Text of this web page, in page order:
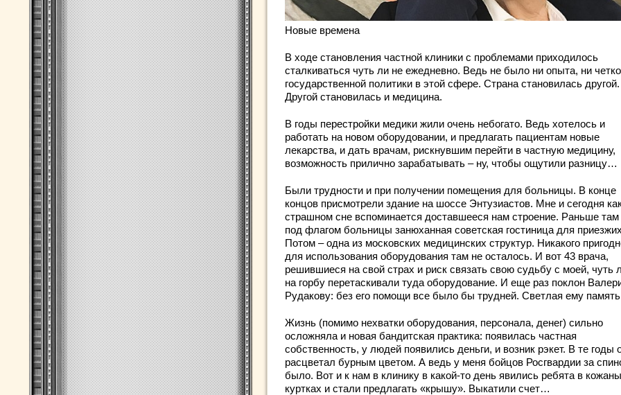
Новые времена
В ходе становления частной клиники с проблемами приходилось
сталкиваться чуть ли не ежедневно. Ведь не было ни опыта, ни
государственной политики в этой сфере. Страна становилась другой.
Другой становилась и медицина.
В годы перестройки медики жили очень небогато. Ведь хотелось и
работать на новом оборудовании, и предлагать пациентам новые
лекарства, и дать врачам, рискнувшим перейти в частную медицину,
возможность прилично зарабатывать – ну, чтобы ощутили разницу…
Были трудности и при получении помещения для больницы. В конце
концов присмотрели здание на шоссе Энтузиастов. Мне и сегодня
страшном сне вспоминается доставшееся нам строение. Раньше
под флагом больницы занюханная советская гостиница для
Потом – одна из московских медицинских структур. Никакого
для использования оборудования там не осталось. И вот 43 врача,
решившиеся на свой страх и риск связать свою судьбу с моей, чуть
на горбу перетаскивали туда оборудование. И еще раз поклон
Рудакову: без его помощи все было бы трудней. Светлая ему
Жизнь (помимо нехватки оборудования, персонала, денег) сильно
осложняла и новая бандитская практика: появилась частная
собственность, у людей появились деньги, и возник рэкет. В те годы
расцветал бурным цветом. А ведь у меня бойцов Росгвардии за
было. Вот и к нам в клинику в какой-то день явились ребята в
куртках и стали предлагать «крышу». Выкатили счет…